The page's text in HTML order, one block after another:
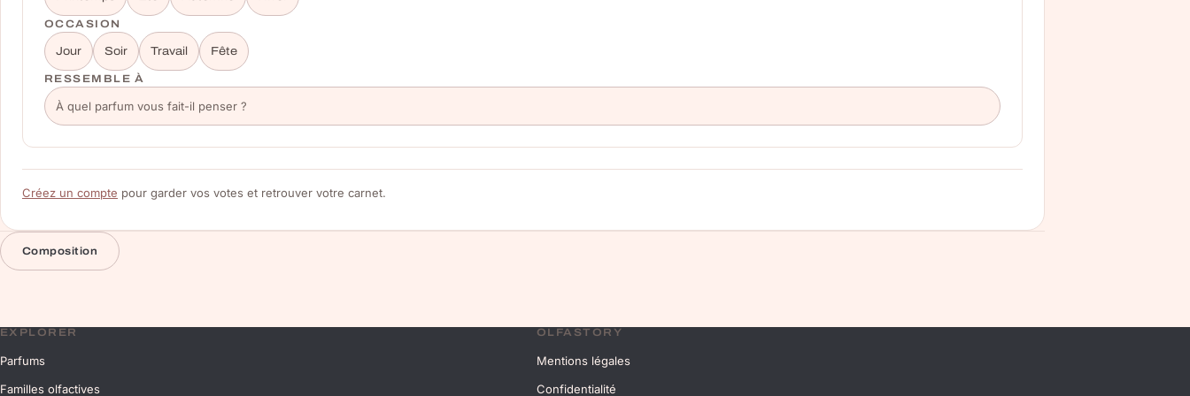
OCCASION
Jour Soir Travail Fête
RESSEMBLE À
Créez un compte pour garder vos votes et retrouver votre carnet.
Composition
EXPLORER
Parfums
Familles olfactives
OLFASTORY
Mentions légales
Confidentialité